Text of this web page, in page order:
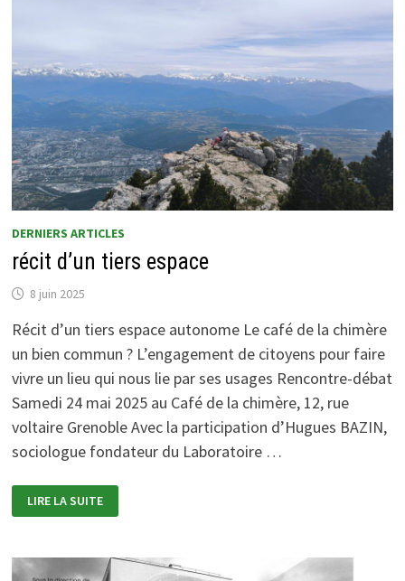
DERNIERS ARTICLES
récit d’un tiers espace
8 juin 2025
Récit d’un tiers espace autonome Le café de la chimère
un bien commun ? L’engagement de citoyens pour faire
vivre un lieu qui nous lie par ses usages Rencontre-débat
Samedi 24 mai 2025 au Café de la chimère, 12, rue
voltaire Grenoble Avec la participation d’Hugues BAZIN,
sociologue fondateur du Laboratoire …
D’UN
TIERS
LIRE LA SUITE